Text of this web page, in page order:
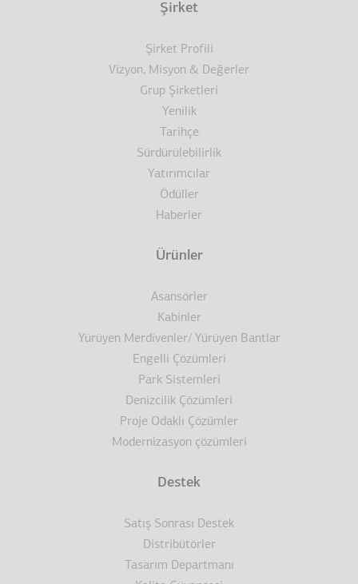
Şirket
Şirket Profili
Vizyon, Misyon & Değerler
Grup Şirketleri
Yenilik
Tarihçe
Sürdürülebilirlik
Yatırımcılar
Ödüller
Haberler
Ürünler
Asansörler
Kabinler
Yürüyen Merdivenler/ Yürüyen Bantlar
Engelli Çözümleri
Park Sistemleri
Denizcilik Çözümleri
Proje Odaklı Çözümler
Modernizasyon çözümleri
Destek
Satış Sonrası Destek
Distribütörler
Tasarım Departmanı